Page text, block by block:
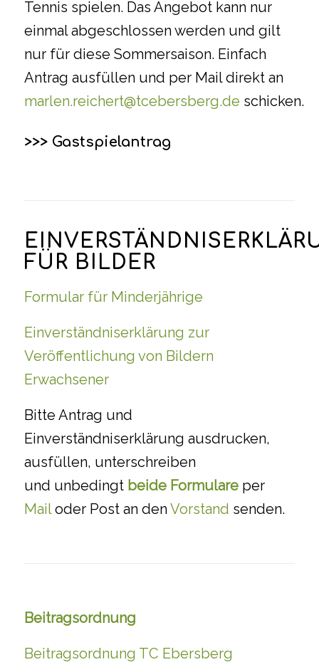
Tennis spielen. Das Angebot kann nur
einmal abgeschlossen werden und gilt
nur für diese Sommersaison. Einfach
Antrag ausfüllen und per Mail direkt an
marlen.reichert@tcebersberg.de schicken.
>>> Gastspielantrag
FÜR BILDER
Formular für Minderjährige
Einverständniserklärung zur
Veröffentlichung von Bildern
Erwachsener
Bitte Antrag und
Einverständniserklärung ausdrucken,
ausfüllen, unterschreiben
und unbedingt beide Formulareper
Mailoder Post an denVorstand senden.
Beitragsordnung
Beitragsordnung TC Ebersberg